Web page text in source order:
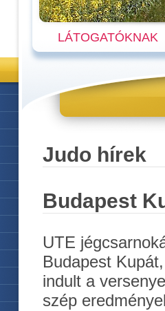
LÁTOGATÓKNAK
Judo hírek
Budapest
UTE
Budapest
indult a
szép